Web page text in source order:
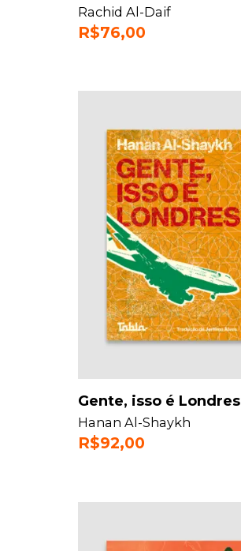
Rachid Al-Daif
R$76,00
Gente, isso é Londres
Hanan Al-Shaykh
R$92,00